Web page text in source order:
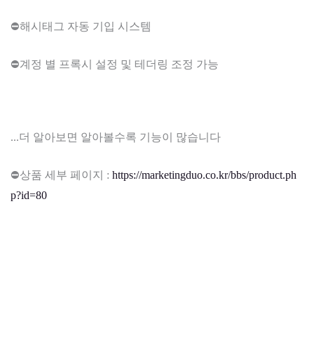
⛔해시태그 자동 기입 시스템
⛔계정 별 프록시 설정 및 테더링 조정 가능
...더 알아보면 알아볼수록 기능이 많습니다
⛔상품 세부 페이지 : https://marketingduo.co.kr/bbs/product.ph
p?id=80